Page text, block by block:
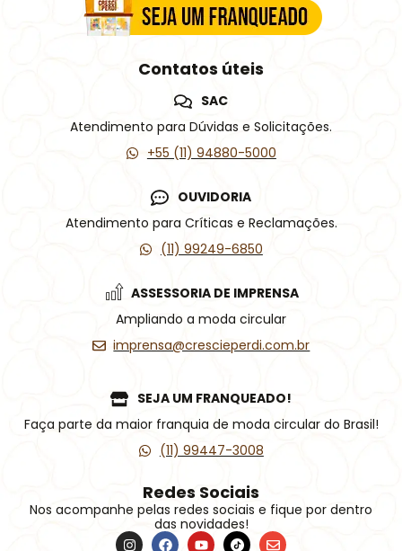
Contatos úteis
SAC
Atendimento para Dúvidas e Solicitações.
+55 (11) 94880-5000
OUVIDORIA
Atendimento para Críticas e Reclamações.
(11) 99249-6850
ASSESSORIA DE IMPRENSA
Ampliando a moda circular
imprensa@crescieperdi.com.br
SEJA UM FRANQUEADO!
Faça parte da maior franquia de moda circular do Brasil!
(11) 99447-3008
Redes Sociais
Nos acompanhe pelas redes sociais e fique por dentro
das novidades!
I F Y Í E